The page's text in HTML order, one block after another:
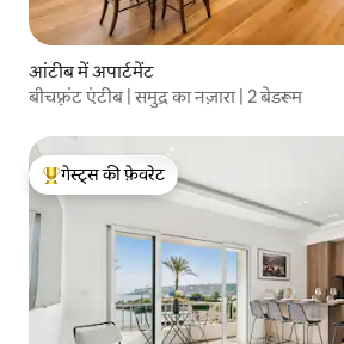
आंटीब में अपार्टमेंट
बीचफ़्रंट एंटीब | समुद्र का नज़ारा | 2 बेडरूम
गेस्ट्स का टॉप फ़ेवरेट
गेस्ट्स की फ़ेवरेट